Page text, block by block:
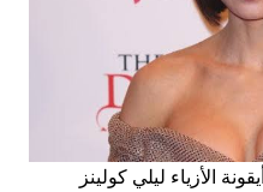
وأيقونة الأزياء ليلي كولينز